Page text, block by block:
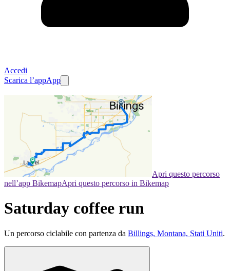
Accedi
Scarica l’appApp
Apri questo percorso
nell’app BikemapApri questo percorso in Bikemap
Saturday coffee run
Un percorso ciclabile con partenza da Billings, Montana, Stati Uniti.